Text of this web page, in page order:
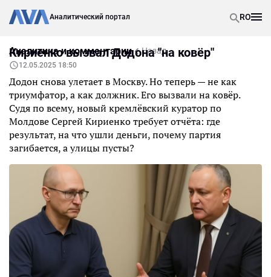
Аналитический портал RO
Аналитика и комментарии Назад
Кириенко вызвал Додона "на ковёр"
12.05.2025 18:50
Додон снова улетает в Москву. Но теперь — не как
триумфатор, а как должник. Его вызвали на ковёр.
Судя по всему, новый кремлёвский куратор по
Молдове Сергей Кириенко требует отчёта: где
результат, на что ушли деньги, почему партия
загибается, а улицы пусты?